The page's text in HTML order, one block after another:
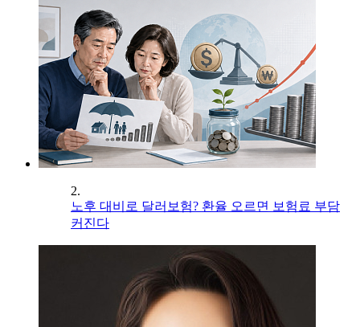
2.
노후 대비로 달러보험? 환율 오르면 보험료 부담
커진다